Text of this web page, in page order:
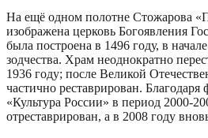
На ещё одном полотне Стожарова
изображена церковь Богоявления
была построена в 1496 году, в
зодчества. Храм неоднократно
1936 году; после Великой
частично реставрирован.
«Культура России» в период 2000-
отреставрирован, а в 2008 году